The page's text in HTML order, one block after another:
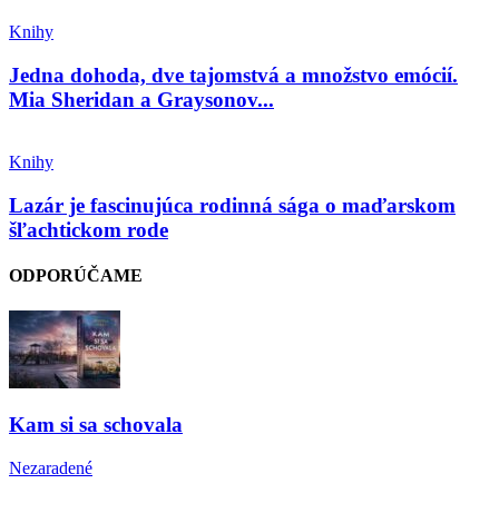
Knihy
Jedna dohoda, dve tajomstvá a množstvo emócií.
Mia Sheridan a Graysonov...
Knihy
Lazár je fascinujúca rodinná sága o maďarskom
šľachtickom rode
ODPORÚČAME
Kam si sa schovala
Nezaradené